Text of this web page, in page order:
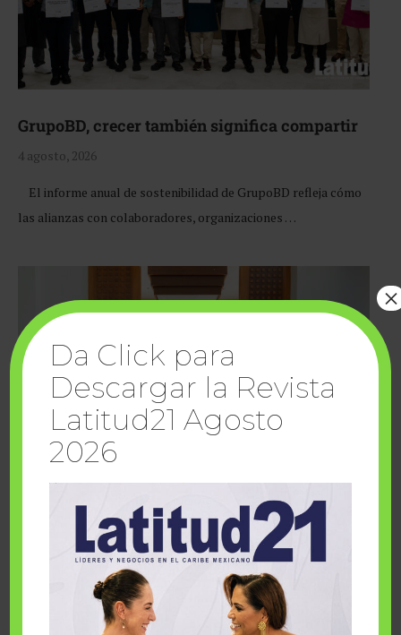
GrupoBD, crecer también significa compartir
4 agosto, 2026
El informe anual de sostenibilidad de GrupoBD refleja cómo
las alianzas con colaboradores, organizaciones …
Cuando la solidaridad inspira; cumplen
sueños Fairmont Mayakoba y Make-A-Wish
Da Click para
Descargar la Revista
Latitud21 Agosto
2026
×